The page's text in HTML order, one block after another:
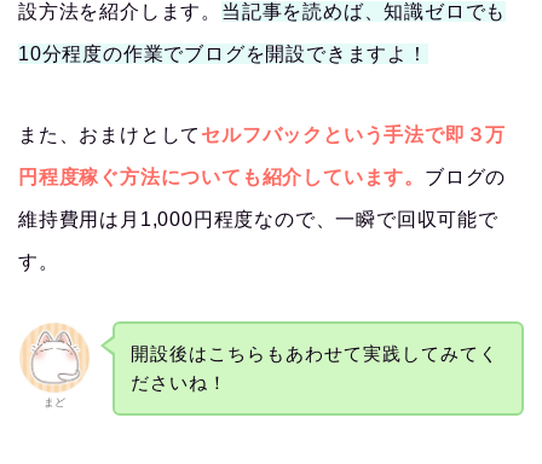
設方法を紹介します。 当記事を読めば、知識ゼロでも
10分程度の作業でブログを開設できますよ！
また、おまけとして セルフバックという手法で即３万
円程度稼ぐ方法についても紹介しています。 ブログの
維持費用は月1,000円程度なので、一瞬で回収可能で
す。
まど
開設後はこちらもあわせて実践してみてく
ださいね！